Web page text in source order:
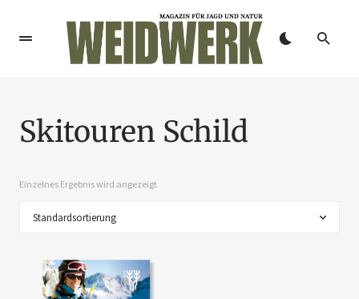
Skitouren Schild
Einzelnes Ergebnis wird angezeigt